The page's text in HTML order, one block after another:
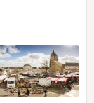
nun
aus. Von
Chanteloup
nach Paris
es früher